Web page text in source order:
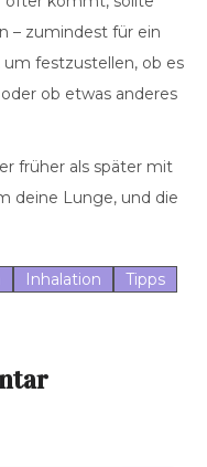
– zumindest für ein
um festzustellen, ob es
ob etwas anderes
früher als später mit
deine Lunge, und die
Inhalation Tipps